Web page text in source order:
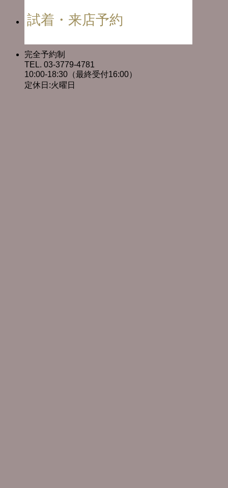
試着・来店予約
完全予約制
TEL. 03-3779-4781
10:00-18:30（最終受付16:00）
定休日:火曜日